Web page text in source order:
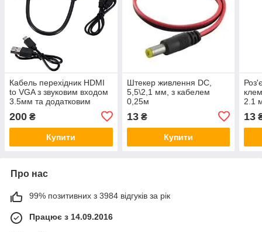
Кабель перехідник HDMI
to VGA з звуковим входом
3.5мм та додатковим
200 ₴
Купити
Штекер живлення DC,
5,5\2,1 мм, з кабелем
0,25м
13₴
Купити
2.1
13
Про нас
99% позитивних з 3984 відгуків за рік
Працює з 14.09.2016